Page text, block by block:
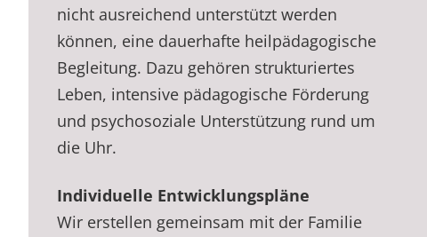
nicht ausreichend unterstützt werden
können, eine dauerhafte heilpädagogische
Begleitung. Dazu gehören strukturiertes
Leben, intensive pädagogische Förderung
und psychosoziale Unterstützung rund um
die Uhr.
Individuelle Entwicklungspläne
Wir erstellen gemeinsam mit der Familie